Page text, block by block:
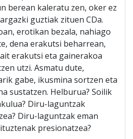
berean kaleratu zen, oker ez
guztiak zituen CDa.
erotikan bezala, nahiago
dena erakutsi beharrean,
erakutsi eta gainerakoa
utzi. Asmatu dute,
gabe, ikusmina sortzen eta
sustatzen. Helburua? Soilik
Diru-laguntzak
Diru-laguntzak eman
presionatzea?